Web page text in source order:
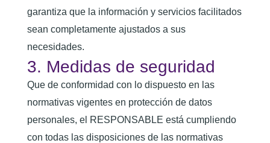
garantiza que la información y servicios facilitados
sean completamente ajustados a sus
necesidades.
3. Medidas de seguridad
Que de conformidad con lo dispuesto en las
normativas vigentes en protección de datos
personales, el RESPONSABLE está cumpliendo
con todas las disposiciones de las normativas